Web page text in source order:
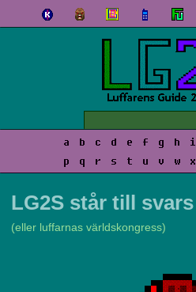
a b c d e f g h i
p
q r s t u v w x
LG2S står till svars
(eller luffarnas världskongress)